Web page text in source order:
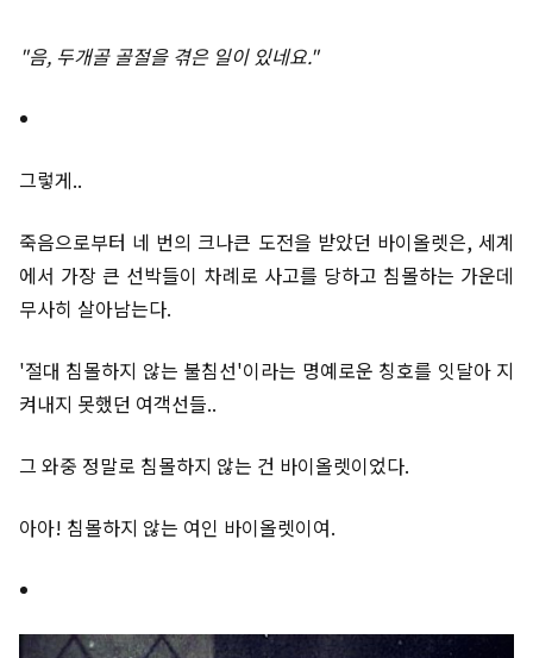
"음, 두개골 골절을 겪은 일이 있네요."
그렇게..
죽음으로부터 네 번의 크나큰 도전을 받았던 바이올렛은, 세계
에서 가장 큰 선박들이 차례로 사고를 당하고 침몰하는 가운데
무사히 살아남는다.
'절대 침몰하지 않는 불침선'이라는 명예로운 칭호를 잇달아 지
켜내지 못했던 여객선들..
그 와중 정말로 침몰하지 않는 건 바이올렛이었다.
아아! 침몰하지 않는 여인 바이올렛이여.